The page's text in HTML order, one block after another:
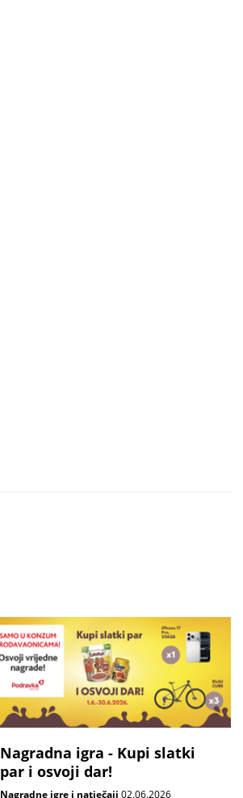
Nagradna igra - Kupi slatki
par i osvoji dar!
Nagradne igre i natječaji 02.06.2026